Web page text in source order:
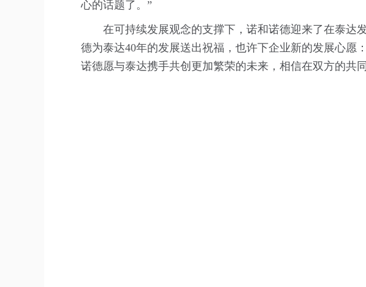
心的话题了。”
在可持续发展观念的支撑下，诺和诺德迎来了在泰达
德为泰达40年的发展送出祝福，也许下企业新的发展心愿
诺德愿与泰达携手共创更加繁荣的未来，相信在双方的共